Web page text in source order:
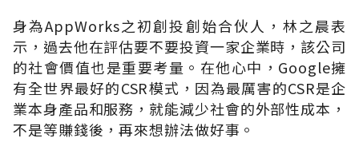
身為AppWorks之初創投創始合伙人，林之晨表
示，過去他在評估要不要投資一家企業時，該公司
的社會價值也是重要考量。在他心中，Google擁
有全世界最好的CSR模式，因為最厲害的CSR是企
業本身產品和服務，就能減少社會的外部性成本，
不是等賺錢後，再來想辦法做好事。